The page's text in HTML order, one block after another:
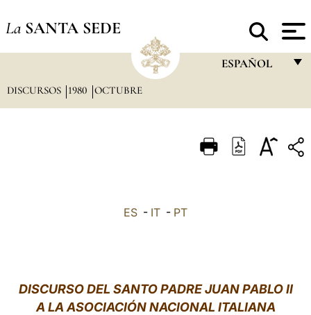
La SANTA SEDE
ESPAÑOL
ITALIANO
中文
DISCURSOS 1980 OCTUBRE
ES - IT - PT
DISCURSO DEL SANTO PADRE JUAN PABLO II
A LA ASOCIACIÓN NACIONAL ITALIANA